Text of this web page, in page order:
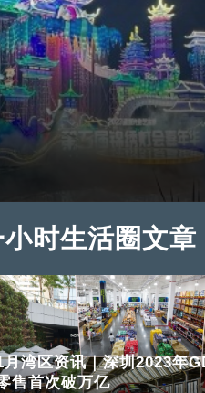
小时生活圈文章
月湾区资讯｜深圳2023年
售首次破万亿